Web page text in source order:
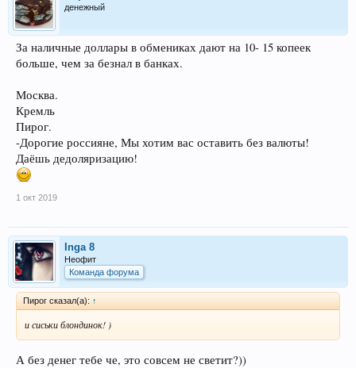
денежный
За наличные доллары в обмениках дают на 10- 15 копеек
больше, чем за безнал в банках.
Москва.
Кремль
Пирог.
-Дорогие россияне, Мы хотим вас оставить без валюты!
Даёшь дедоляризацию!
1 окт 2019
Inga 8
Неофит
Команда форума
Пирог сказал(а): ↑
и сиськи блондинок! )
А без денег тебе че, это совсем не светит?))